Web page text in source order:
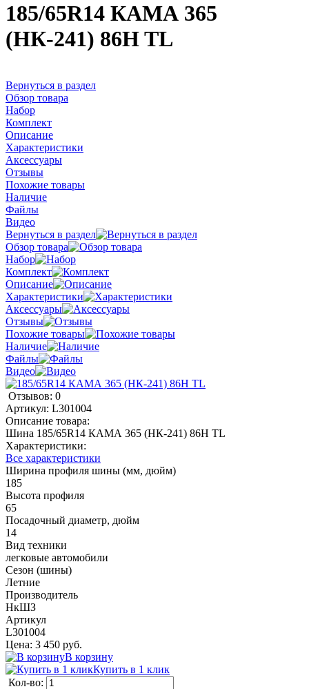
185/65R14 КАМА 365
(НК-241) 86H TL
Вернуться в раздел
Обзор товара
Набор
Комплект
Описание
Характеристики
Аксессуары
Отзывы
Похожие товары
Наличие
Файлы
Видео
Вернуться в раздел
Обзор товара
Набор
Комплект
Описание
Характеристики
Аксессуары
Отзывы
Похожие товары
Наличие
Файлы
Видео
Отзывов: 0
Артикул: L301004
Описание товара:
Шина 185/65R14 КАМА 365 (НК-241) 86H TL
Характеристики:
Все характеристики
Ширина профиля шины (мм, дюйм)
185
Высота профиля
65
Посадочный диаметр, дюйм
14
Вид техники
легковые автомобили
Сезон (шины)
Летние
Производитель
НкШЗ
Артикул
L301004
Цена: 3 450 руб.
В корзину
Купить в 1 клик
Кол-во: